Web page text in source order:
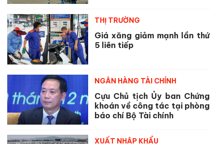
THỊ TRƯỜNG
Giá xăng giảm mạnh lần thứ
5 liên tiếp
NGÂN HÀNG TÀI CHÍNH
Cựu Chủ tịch Ủy ban Chứng
khoán về công tác tại phòng
báo chí Bộ Tài chính
XUẤT NHẬP KHẨU